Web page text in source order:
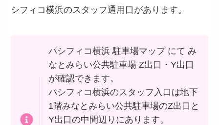
シフィコ横浜のスタッフ通用口があります。
パシフィコ横浜 駐車場マップ にて み
なとみらい公共駐車場 Z出口・Y出口
が確認できます。
パシフィコ横浜のスタッフ入口は地下
1階みなとみらい公共駐車場のZ出口と
Y出口の中間辺りにあります。